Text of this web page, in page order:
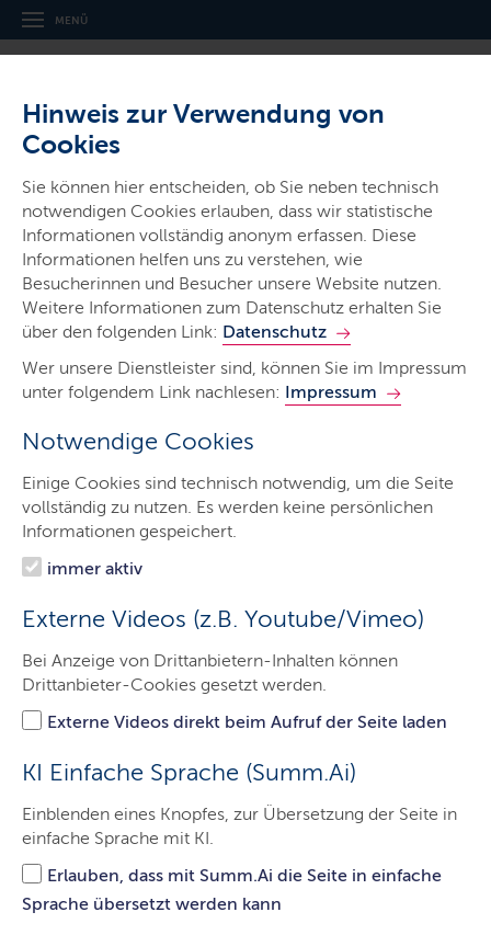
Hinweis zur Verwendung von
Cookies
Sie können hier entscheiden, ob Sie neben technisch
notwendigen Cookies erlauben, dass wir statistische
Informationen vollständig anonym erfassen. Diese
Informationen helfen uns zu verstehen, wie
Besucherinnen und Besucher unsere Website nutzen.
Weitere Informationen zum Datenschutz erhalten Sie
über den folgenden Link: Datenschutz
Wer unsere Dienstleister sind, können Sie im Impressum
unter folgendem Link nachlesen: Impressum
Notwendige Cookies
Einige Cookies sind technisch notwendig, um die Seite
vollständig zu nutzen. Es werden keine persönlichen
Informationen gespeichert.
immer aktiv
Externe Videos (z.B. Youtube/Vimeo)
Bei Anzeige von Drittanbietern-Inhalten können
Drittanbieter-Cookies gesetzt werden.
Externe Videos direkt beim Aufruf der Seite laden
KI Einfache Sprache (Summ.Ai)
Einblenden eines Knopfes, zur Übersetzung der Seite in
einfache Sprache mit KI.
Erlauben, dass mit Summ.Ai die Seite in einfache
Sprache übersetzt werden kann
MENÜ
Thema
Polizei
Die Polizei
Die Polizei hilft schnell bei einer Straftat.
Die Polizei sorgt für Sicherheit und Ordnung.